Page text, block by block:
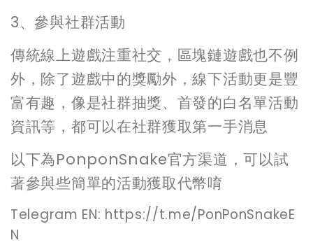
3、參與社群活動
傳統線上遊戲注重社交，區塊鏈遊戲也不例
外，除了遊戲中的獎勵外，線下活動更是豐
富有趣，像是社群抽獎、首發的白名單活動
資訊等，都可以在社群獲取第一手消息
以下為PonponSnake官方渠道，可以試
著參與些簡單的活動獲取代幣唷
Telegram EN: https://t.me/PonPonSnakeE
N